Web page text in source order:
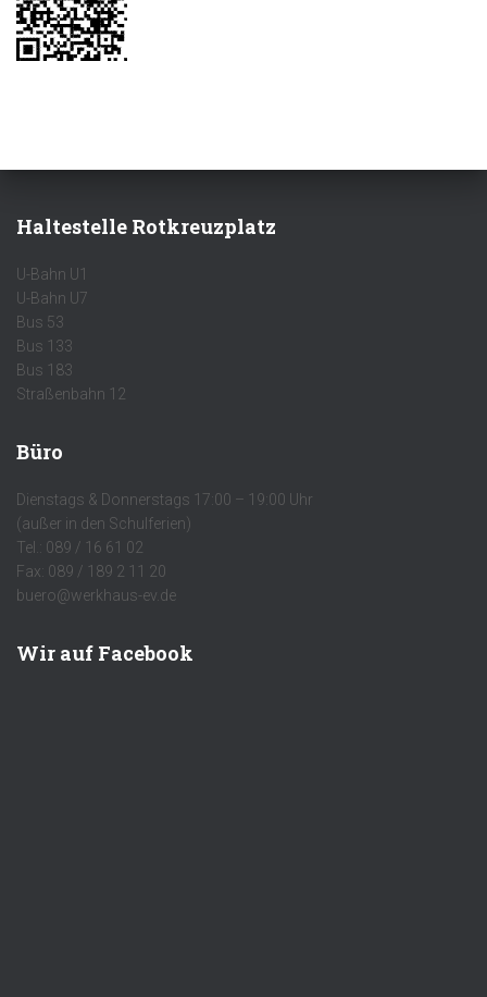
Haltestelle Rotkreuzplatz
U-Bahn U1
U-Bahn U7
Bus 53
Bus 133
Bus 183
Straßenbahn 12
Büro
Dienstags & Donnerstags 17:00 – 19:00 Uhr
(außer in den Schulferien)
Tel.: 089 / 16 61 02
Fax: 089 / 189 2 11 20
buero@werkhaus-ev.de
Wir auf Facebook